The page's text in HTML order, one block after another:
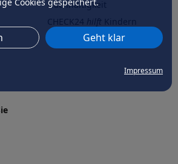
Geht klar
Impressum
Nachhaltigkeit
CHECK24hilftder Natur